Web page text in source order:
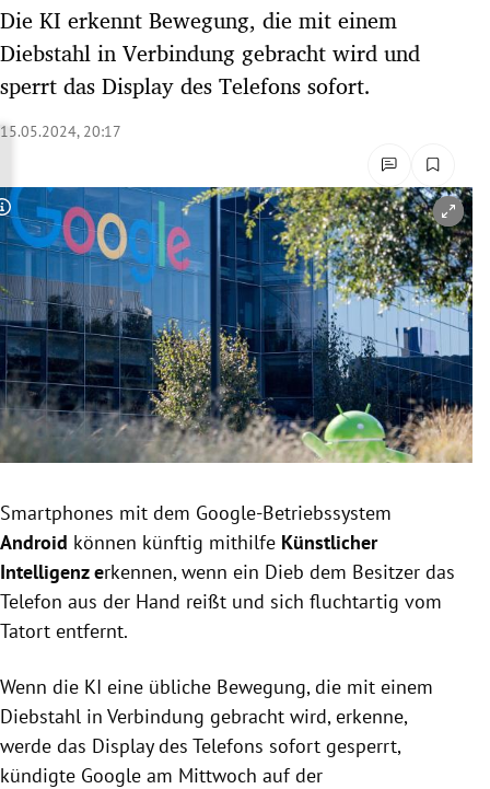
Untermenü
Untermenü
Untermenü
Untermenü
Untermenü
Untermenü
Untermenü
Untermenü
Die KI erkennt Bewegung, die mit einem
Diebstahl in Verbindung gebracht wird und
sperrt das Display des Telefons sofort.
15.05.2024, 20:17
Copyright-Hinweis öffnen/schließen
Smartphones mit dem Google-Betriebssystem
Android können künftig mithilfe Künstlicher
Intelligenz erkennen, wenn ein Dieb dem Besitzer das
Telefon aus der Hand reißt und sich fluchtartig vom
Tatort entfernt.
Wenn die KI eine übliche Bewegung, die mit einem
Diebstahl in Verbindung gebracht wird, erkenne,
werde das Display des Telefons sofort gesperrt,
kündigte Google am Mittwoch auf der